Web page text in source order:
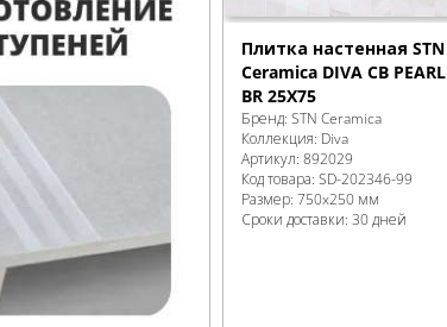
Плитка настенная STN
Ceramica DIVA CB PEARL
BR 25X75
Бренд: STN Ceramica
Коллекция: Diva
Артикул: 892029
Код товара: SD-202346-99
Размер: 750x250 мм
Сроки доставки: 30 дней